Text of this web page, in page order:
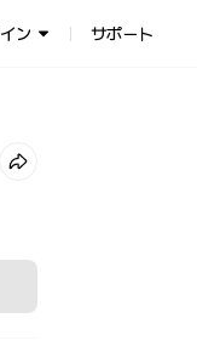
ン サポート